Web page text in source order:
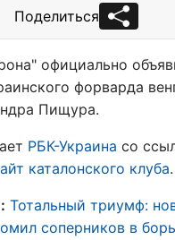
Поделиться
официально
форварда
Пищура.
РБК-Украина со
каталонского клуба.
Тотальный триумф:
соперников в